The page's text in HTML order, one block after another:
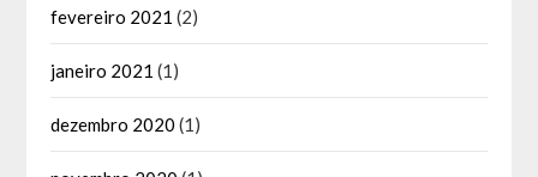
fevereiro 2021 (2)
janeiro 2021 (1)
dezembro 2020 (1)